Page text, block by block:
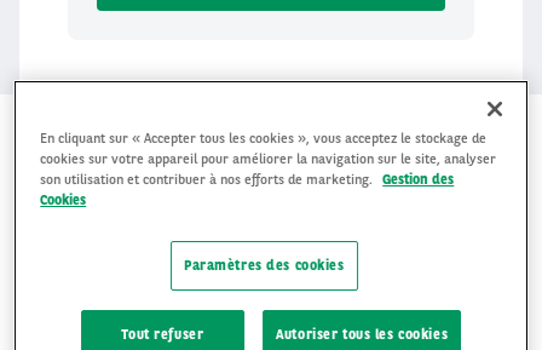
ROMEO D'ARVAL,
BÉNÉFICIEZ DU STYLE RAFFINÉ ET
SPORTIF À L'ITALIENNE
En cliquant sur « Accepter tous les cookies », vous acceptez le stockage de
cookies sur votre appareil pour améliorer la navigation sur le site, analyser
son utilisation et contribuer à nos efforts de marketing.
Gestion des
Cookies
Paramètres des cookies
Tout refuser Autoriser tous les cookies